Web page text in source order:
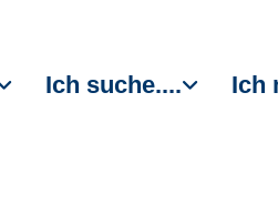
Ich suche.... Ich